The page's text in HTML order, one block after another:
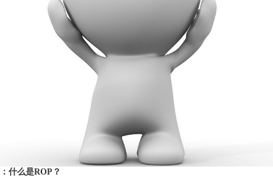
：什么是ROP？